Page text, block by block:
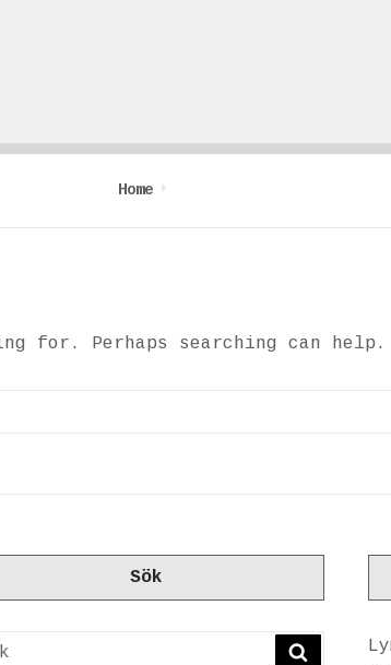
Home
for. Perhaps searching can help.
Sök